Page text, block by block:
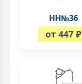
НН№36
от 447 ₽